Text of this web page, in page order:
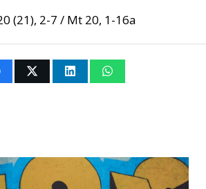
(21), 2-7 / Mt 20, 1-16a